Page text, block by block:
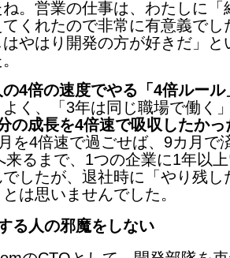
。営業の仕事は、わたしに「
くれたので非常に有意義でし
やはり開発の方が好きだ」と
の4倍の速度でやる「4倍ルール
く、「3年は同じ職場で働く
の成長を4倍速で吸収したかっ
を4倍速で過ごせば、9カ月で
来るまで、1つの企業に1年以
したが、退社時に「やり残し
は思いませんでした。
る人の邪魔をしない